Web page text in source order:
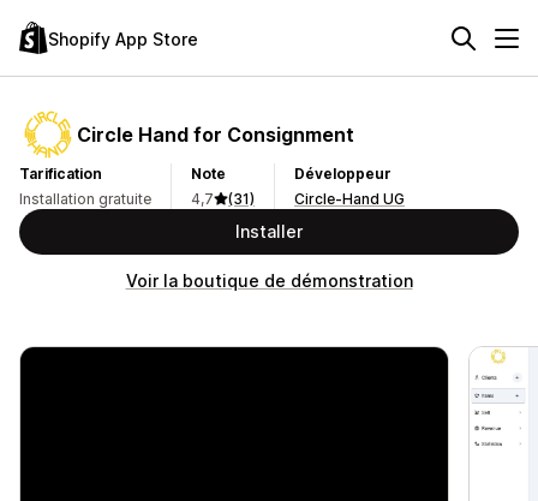
Shopify App Store
Circle Hand for Consignment
Tarification
Installation gratuite
Note
4,7
(31)
Développeur
Circle-Hand UG
Installer
Voir la boutique de démonstration